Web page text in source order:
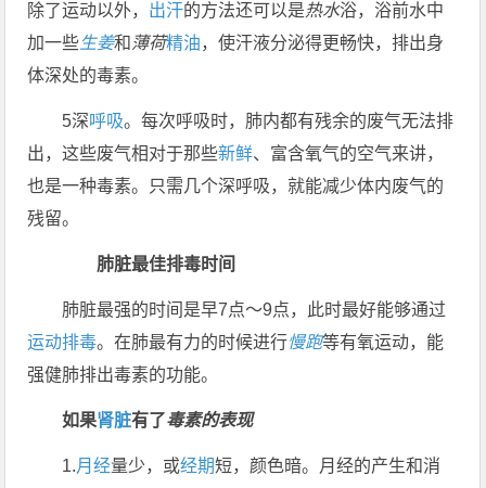
除了运动以外， 出汗的方法还可以是热水浴，浴前水中
加一些生姜和 薄荷精油，使汗液分泌得更畅快，排出身
体深处的毒素。
5深呼吸。每次呼吸时，肺内都有残余的废气无法排
出，这些废气相对于那些新鲜、富含氧气的空气来讲，
也是一种毒素。只需几个深呼吸，就能减少体内废气的
残留。
肺脏最佳排毒时间
肺脏最强的时间是早7点～9点，此时最好能够通过
运动排毒。在肺最有力的时候进行慢跑等有氧运动，能
强健肺排出毒素的功能。
如果肾脏有了毒素的表现
1.月经量少，或经期短，颜色暗。月经的产生和消